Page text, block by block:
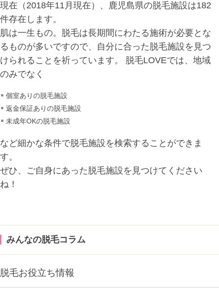
現在（2018年11月現在）、鹿児島県の脱毛施設は182
件存在します。
肌は一生もの。脱毛は長期間にわたる施術が必要とな
るものが多いですので、自分に合った脱毛施設を見つ
けられることを祈っています。 脱毛LOVEでは、地域
のみでなく
個室ありの脱毛施設
返金保証ありの脱毛施設
未成年OKの脱毛施設
など細かな条件で脱毛施設を検索することができま
す。
ぜひ、ご自身にあった脱毛施設を見つけてください
ね！
みんなの脱毛コラム
脱毛お役立ち情報